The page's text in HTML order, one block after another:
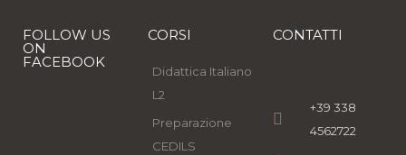
FOLLOW US
ON
FACEBOOK
CORSI
Didattica Italiano
L2
Preparazione
CEDILS
CONTATTI
+39 338
4562722